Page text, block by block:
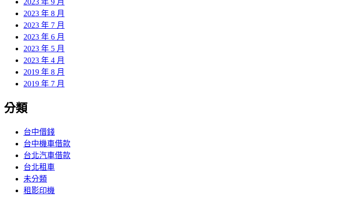
2023 年 9 月
2023 年 8 月
2023 年 7 月
2023 年 6 月
2023 年 5 月
2023 年 4 月
2019 年 8 月
2019 年 7 月
分類
台中借錢
台中機車借款
台北汽車借款
台北租車
未分類
租影印機